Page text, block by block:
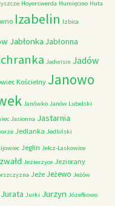
Hoyerswerda Humięcino Huta
Izabelin Izbica
Jabłonka Jabłonna
Jadwisin Jadów
Kościelny Janowo
Janówko Janów Lubelski
Jasionna Jastarnia
Jedlanka Jedliński
Jeglin Jelcz-Laskowice
Jezierzyce Jeziorany
Jeże Jeżewo Jeżów
Jurata Jurki Jurzyn Józefkowo